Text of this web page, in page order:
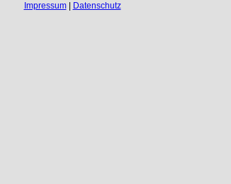
Impressum| Datenschutz